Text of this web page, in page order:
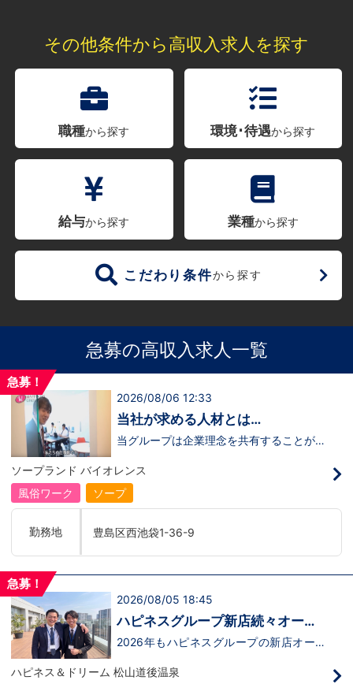
その他条件から高収入求人を探す
職種から探す 環境･待遇から探す
給与から探す 業種から探す
こだわり条件から探す
急募の高収入求人一覧
急募！
2026/08/06 12:33
当社が求める人材とは…
当グループは企業理念を共有することがで
神】を持っている方を求めています。さら
に！『ハピネスグループは、店舗数が増え
ます！！』つまり…【店長/幹部】の空き
枠があるってことです。実際に働いてみ
職者になれない(´;ω;｀)なんて経験はあり
ませんか？？当グループは年功序列ではな
く実力主義です。頑張り次第でいくらでも
のある方には必要な席をしっかりご用意で
入社後、最短で8ヶ月で店長になった先輩
もいます。その先輩のあとにアナタも続き
ませんか！？勿論、男性だけではなく女性
も活躍中。ハピネスグループ初の女性店長
イトレジャー業界だからといって一般大手
企業様に引けを取らない体制で取り組んで
ソープランド バイオレンス
風俗ワーク
ソープ
勤務地 豊島区西池袋1-36-9
急募！
2026/08/05 18:45
ハピネスグループ新店続々オープ
ン決定！
2026年もハピネスグループの新店オープ
てみませんか？いままでの職歴も学歴も一
切関係ありません。頑張り次第で20代で
ハピネス＆ドリーム 松山道後温泉